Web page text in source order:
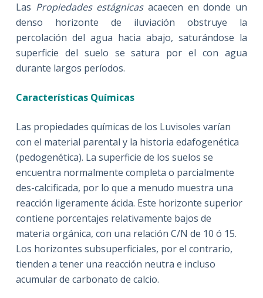
Las Propiedades estágnicasacaecen en donde un
denso horizonte de iluviación obstruye la
percolación del agua hacia abajo, saturándose la
superficie del suelo se satura por el con agua
durante largos períodos.
Características Químicas
Las propiedades químicas de los Luvisoles varían
con el material parental y la historia edafogenética
(pedogenética). La superficie de los suelos se
encuentra normalmente completa o parcialmente
des-calcificada, por lo que a menudo muestra una
reacción ligeramente ácida. Este horizonte superior
contiene porcentajes relativamente bajos de
materia orgánica, con una relación C/N de 10 ó 15.
Los horizontes subsuperficiales, por el contrario,
tienden a tener una reacción neutra e incluso
acumular de carbonato de calcio.